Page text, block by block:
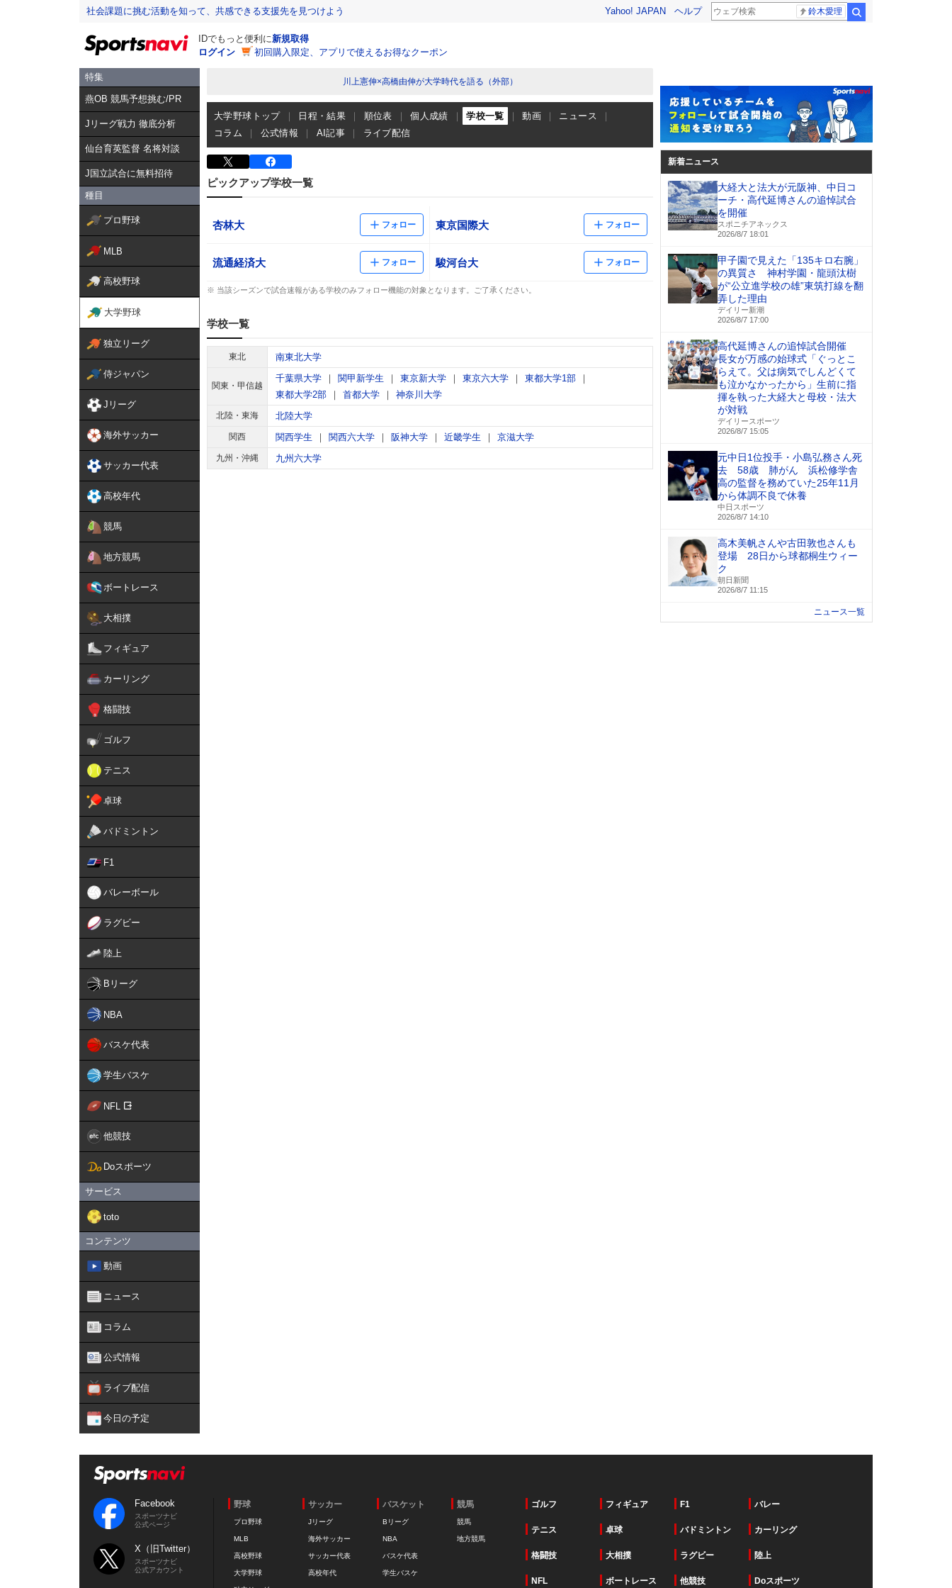
社会課題に挑む活動を知って、共感できる支援先を見つけよう Yahoo! JAPAN ヘルプ 鈴木愛理
IDでもっと便利に新規取得
ログイン
初回購入限定、アプリで使えるお得なクーポン
特集
燕OB 競馬予想挑む/PR
Jリーグ戦力 徹底分析
仙台育英監督 名将対談
J国立試合に無料招待
種目
プロ野球
MLB
高校野球
大学野球
独立リーグ
侍ジャパン
Jリーグ
海外サッカー
サッカー代表
高校年代
競馬
地方競馬
ボートレース
大相撲
フィギュア
カーリング
格闘技
ゴルフ
テニス
卓球
バドミントン
F1
バレーボール
ラグビー
陸上
Bリーグ
NBA
バスケ代表
学生バスケ
NFL
他競技
Doスポーツ
サービス
toto
コンテンツ
動画
ニュース
コラム
公式情報
ライブ配信
今日の予定
川上憲伸×高橋由伸が大学時代を語る（外部）
大学野球トップ 日程・結果 順位表 個人成績 学校一覧 動画
ニュース
コラム
公式情報 AI記事 ライブ配信
ピックアップ学校一覧
杏林大 フォロー 東京国際大 フォロー
流通経済大 フォロー 駿河台大 フォロー
※ 当該シーズンで試合速報がある学校のみフォロー機能の対象となります。ご了承ください。
学校一覧
東北 南東北大学
関東・甲信越
千葉県大学 関甲新学生 東京新大学 東京六大学
東都大学1部
東都大学2部
首都大学 神奈川大学
北陸・東海 北陸大学
関西 関西学生 関西六大学 阪神大学 近畿学生 京滋大学
九州・沖縄 九州六大学
新着ニュース
大経大と法大が元阪神、中日コ
ーチ・高代延博さんの追悼試合
を開催
スポニチアネックス
2026/8/7 18:01
甲子園で見えた「135キロ右腕」
の異質さ 神村学園・龍頭汰樹
が“公立進学校の雄”東筑打線を翻
弄した理由
デイリー新潮
2026/8/7 17:00
高代延博さんの追悼試合開催
長女が万感の始球式「ぐっとこ
らえて。父は病気でしんどくて
も泣かなかったから」生前に指
揮を執った大経大と母校・法大
が対戦
デイリースポーツ
2026/8/7 15:05
元中日1位投手・小島弘務さん死
去 58歳 肺がん 浜松修学舎
高の監督を務めていた25年11月
から体調不良で休養
中日スポーツ
2026/8/7 14:10
高木美帆さんや古田敦也さんも
登場 28日から球都桐生ウィー
ク
朝日新聞
2026/8/7 11:15
ニュース一覧
Facebook
スポーツナビ
公式ページ
X（旧Twitter）
スポーツナビ
公式アカウント
野球
プロ野球
MLB
高校野球
大学野球
サッカー
Jリーグ
海外サッカー
サッカー代表
高校年代
バスケット
Bリーグ
NBA
バスケ代表
学生バスケ
競馬
競馬
地方競馬
ゴルフ フィギュア F1 バレー
テニス 卓球 バドミントン カーリング
格闘技 大相撲 ラグビー 陸上
NFL ボートレース 他競技 Doスポーツ